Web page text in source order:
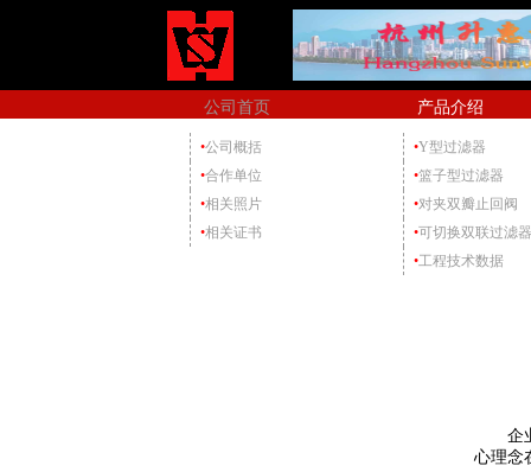
公司首页 产品介绍
•公司概括
•合作单位
•相关照片
•相关证书
•Y型过滤器
•篮子型过滤器
•对夹双瓣止回阀
•可切换双联过滤器
•工程技术数据
企业
心理念